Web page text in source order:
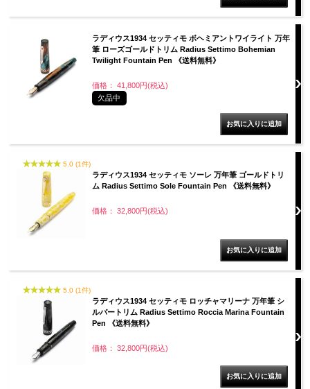
ラディウス1934 セッティモ ボヘミアントワイライト 万年
筆 ローズゴールドトリム Radius Settimo Bohemian
Twilight Fountain Pen 《送料無料》
価格： 41,800円(税込)
欠品中
5.0 (1件)
ラディウス1934 セッティモ ソーレ 万年筆 ゴールドトリ
ム Radius Settimo Sole Fountain Pen 《送料無料》
価格： 32,800円(税込)
5.0 (1件)
ラディウス1934 セッティモ ロッチャマリーナ 万年筆 シ
ルバートリム Radius Settimo Roccia Marina Fountain
Pen 《送料無料》
価格： 32,800円(税込)